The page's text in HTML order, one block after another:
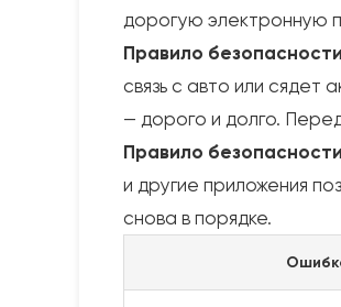
дорогую электронную
Правило
связь с авто или сядет
— дорого и долго.
Правило
и другие приложения
снова в порядке.